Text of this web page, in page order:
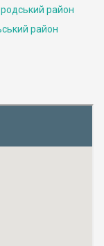
район
район